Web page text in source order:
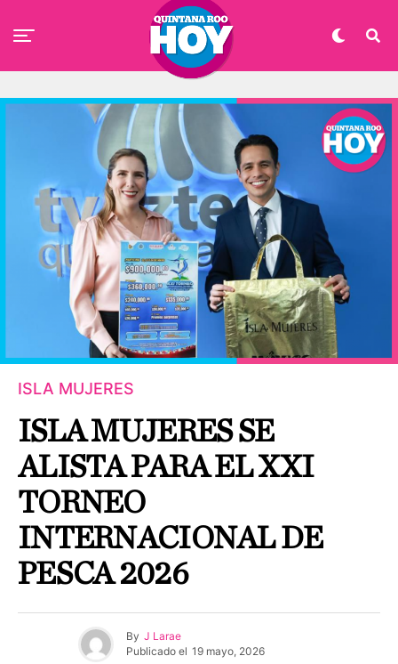
ISLA MUJERES
ISLA MUJERES SE
ALISTA PARA EL XXI
TORNEO
INTERNACIONAL DE
PESCA 2026
By J Larae
Publicado el 19 mayo, 2026